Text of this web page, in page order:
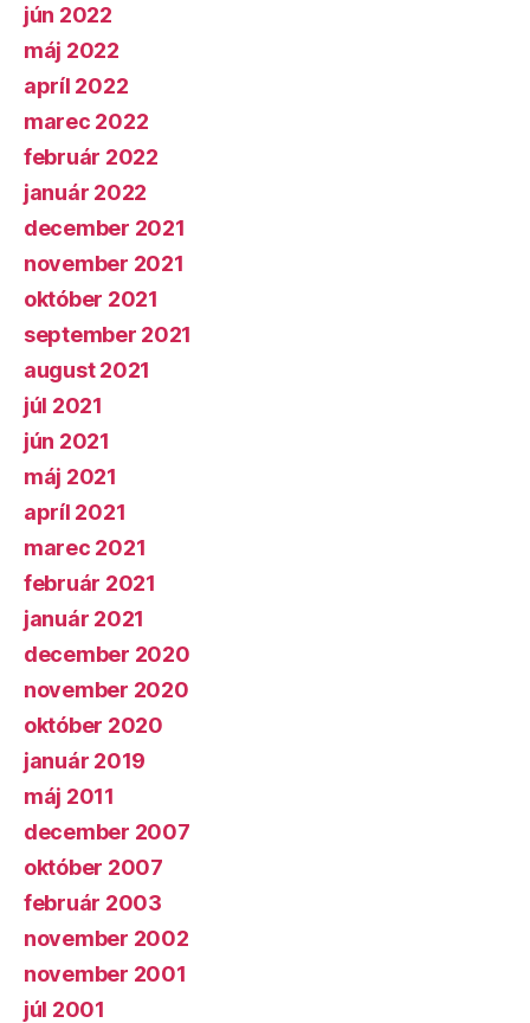
jún 2022
máj 2022
apríl 2022
marec 2022
február 2022
január 2022
december 2021
november 2021
október 2021
september 2021
august 2021
júl 2021
jún 2021
máj 2021
apríl 2021
marec 2021
február 2021
január 2021
december 2020
november 2020
október 2020
január 2019
máj 2011
december 2007
október 2007
február 2003
november 2002
november 2001
júl 2001